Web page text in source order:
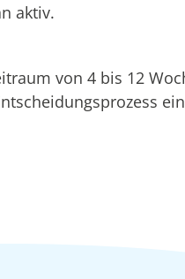
aktiv.
von 4 bis 12